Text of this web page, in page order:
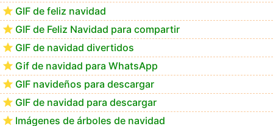
GIF de feliz navidad
GIF de Feliz Navidad para compartir
GIF de navidad divertidos
Gif de navidad para WhatsApp
GIF navideños para descargar
GIF de navidad para descargar
Imágenes de árboles de navidad